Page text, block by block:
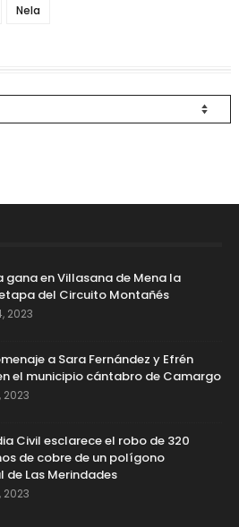
Nela
gana en Villasana de Mena la
del Circuito Montañés
2023
a Sara Fernández y Efrén
el municipio cántabro de Camargo
2023
Civil esclarece el robo de 320
de cobre de un polígono
de Las Merindades
2023